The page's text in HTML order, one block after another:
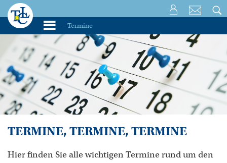
TERMINE, TERMINE, TERMINE
Hier finden Sie alle wichtigen Termine rund um den